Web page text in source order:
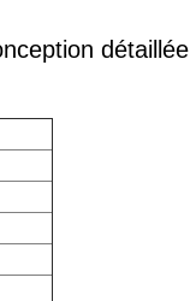
détaillée